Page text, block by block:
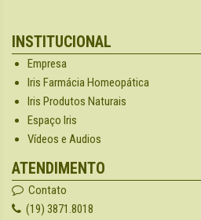
INSTITUCIONAL
Empresa
Iris Farmácia Homeopática
Iris Produtos Naturais
Espaço Iris
Vídeos e Audios
ATENDIMENTO
Contato
(19) 3871.8018